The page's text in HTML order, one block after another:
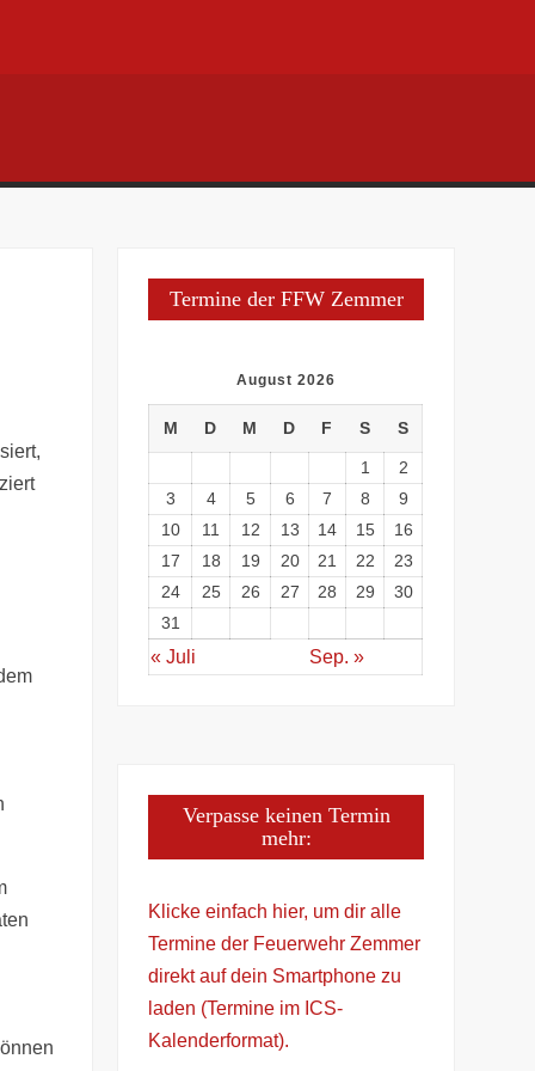
Termine der FFW Zemmer
August 2026
M D M D F S S
1
2
3
4 5 6 7 8
9
10
11 12 13 14 15
16
17
18 19 20 21 22
23
24
25 26 27 28 29
30
31
« Juli Sep. »
Verpasse keinen Termin
mehr:
Klicke einfach hier, um dir alle
Termine der Feuerwehr Zemmer
direkt auf dein Smartphone zu
laden (Termine im ICS-
Kalenderformat).